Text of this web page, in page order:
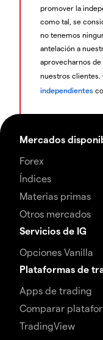
promover la
como tal, se
no tenemos
antelación a
aprovecharnos
nuestros clientes.
independientes
Mercados
Forex
Índices
Materias primas
Otros mercados
Servicios de IG
Opciones Vanilla
Plataformas de
Apps de trading
Comparar
TradingView